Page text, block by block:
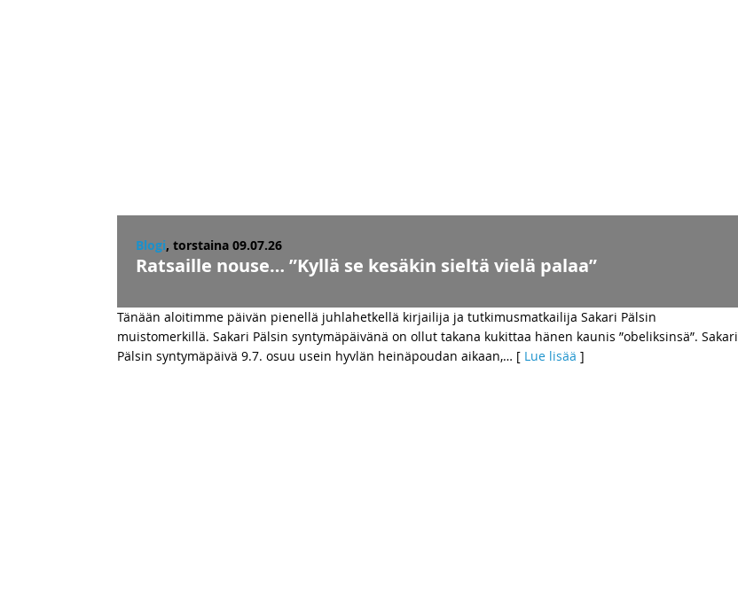
Blogi, torstaina 09.07.26
Ratsaille nouse… ”Kyllä se kesäkin sieltä vielä palaa”
Tänään aloitimme päivän pienellä juhlahetkellä kirjailija ja tutkimusmatkailija Sakari Pälsin
muistomerkillä. Sakari Pälsin syntymäpäivänä on ollut takana kukittaa hänen kaunis ”obeliksinsä”. Sakari
Pälsin syntymäpäivä 9.7. osuu usein hyvlän heinäpoudan aikaan,… [ Lue lisää ]